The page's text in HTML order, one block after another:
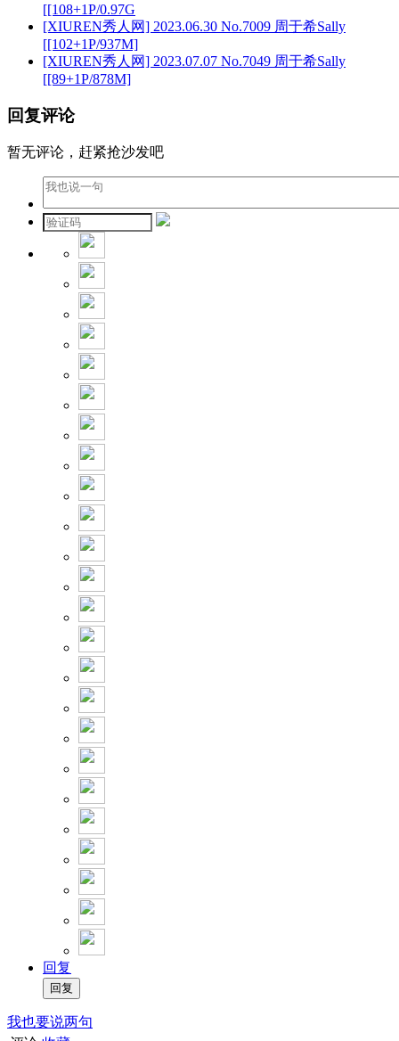
[[108+1P/0.97G
[XIUREN秀人网] 2023.06.30 No.7009 周于希Sally
[[102+1P/937M]
[XIUREN秀人网] 2023.07.07 No.7049 周于希Sally
[[89+1P/878M]
回复评论
暂无评论，赶紧抢沙发吧
回复
我也要说两句